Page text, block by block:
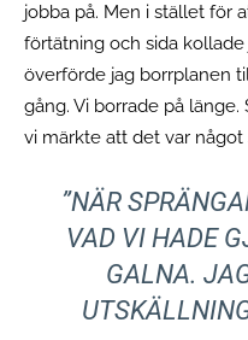
jobba på. Men i stället för
förtätning och sida kollade
överförde jag borrplanen
gång. Vi borrade på
vi märkte att det var
”NÄR
VAD VI HADE
GALNA.